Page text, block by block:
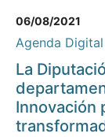
06/08/2021
Agenda
La
Innovación